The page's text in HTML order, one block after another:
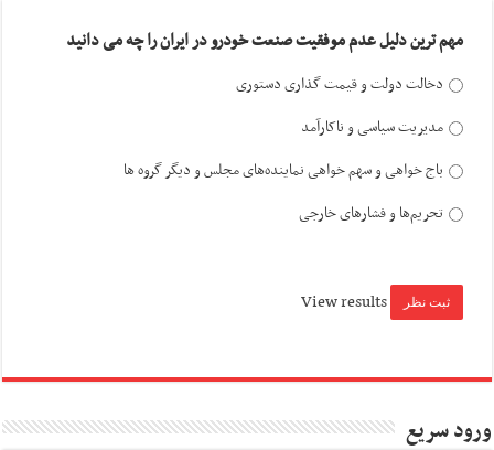
مهم ترین دلیل عدم موفقیت صنعت خودرو در ایران را چه می دانید
دخالت دولت و قیمت گذاری دستوری
مدیریت سیاسی و ناکارآمد
باج خواهی و سهم خواهی نماینده‌های مجلس و دیگر گروه ها
تحریم‌ها و فشارهای خارجی
View results
ورود سریع